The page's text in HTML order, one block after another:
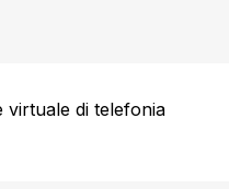
virtuale di telefonia